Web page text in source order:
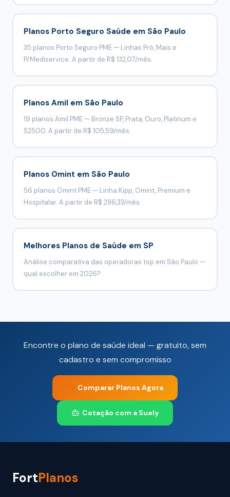
Planos Porto Seguro Saúde em São Paulo
35 planos Porto Seguro PME — Linhas Pró, Mais e
P/Mediservice. A partir de R$ 132,07/mês.
Planos Amil em São Paulo
19 planos Amil PME — Bronze SP, Prata, Ouro, Platinum e
S2500. A partir de R$ 105,59/mês.
Planos Omint em São Paulo
56 planos Omint PME — Linha Kipp, Omint, Premium e
Hospitalar. A partir de R$ 286,33/mês.
Melhores Planos de Saúde em SP
Análise comparativa das operadoras top em São Paulo —
qual escolher em 2026?
Encontre o plano de saúde ideal — gratuito, sem
cadastro e sem compromisso
Comparar Planos Agora
Cotação com a Suely
FortPlanos